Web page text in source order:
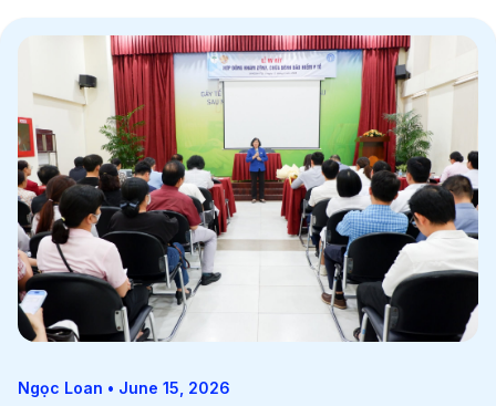
Ngọc Loan • June 15, 2026